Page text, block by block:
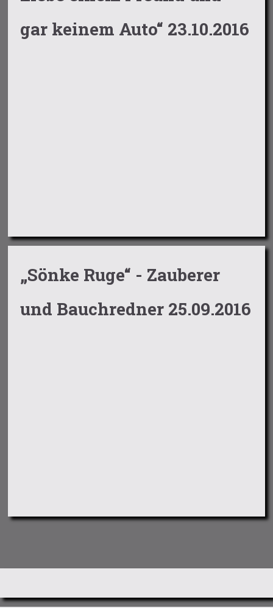
gar keinem Auto“ 23.10.2016
„Sönke Ruge“ - Zauberer
und Bauchredner 25.09.2016